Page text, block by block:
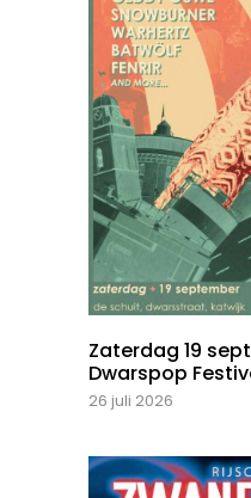
Zaterdag 19
Dwarspop
26 juli 2026